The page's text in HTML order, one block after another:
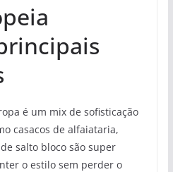
é um mix de sofisticação
casacos de alfaiataria,
salto bloco são super
o estilo sem perder o